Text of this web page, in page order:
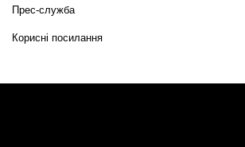
Прес-служба
Корисні посилання